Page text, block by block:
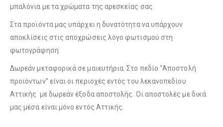
Λούτρινο Μπεζ 45εκ(€37.00)
Λούτρινο Λευκό 45εκ(€37.00)
Λούτρινο Ροζ 35εκ
Λούτρινο Γαλάζιο 45εκ (€37.00)
μπαλόνια με τα χρώματα της αρεσκείας σας.
Στα προϊόντα μας υπάρχει η δυνατότητα να υπάρχουν
αποκλίσεις στις αποχρώσεις λόγο φωτισμού στη
φωτογράφηση.
Δωρεάν μεταφορικά σε μαιευτήρια. Στο πεδίο “Αποστολή
προϊόντων” είναι οι περιοχές εντός του λεκανοπεδίου
Αττικής με δωρεάν έξοδα αποστολής. Οι αποστολές με δικά
μας μέσα είναι μόνο εντός Αττικής.